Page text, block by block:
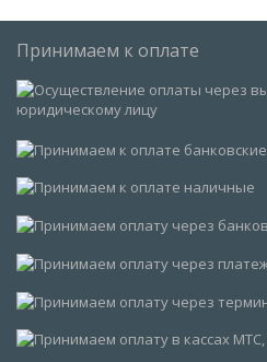
Принимаем к оплате